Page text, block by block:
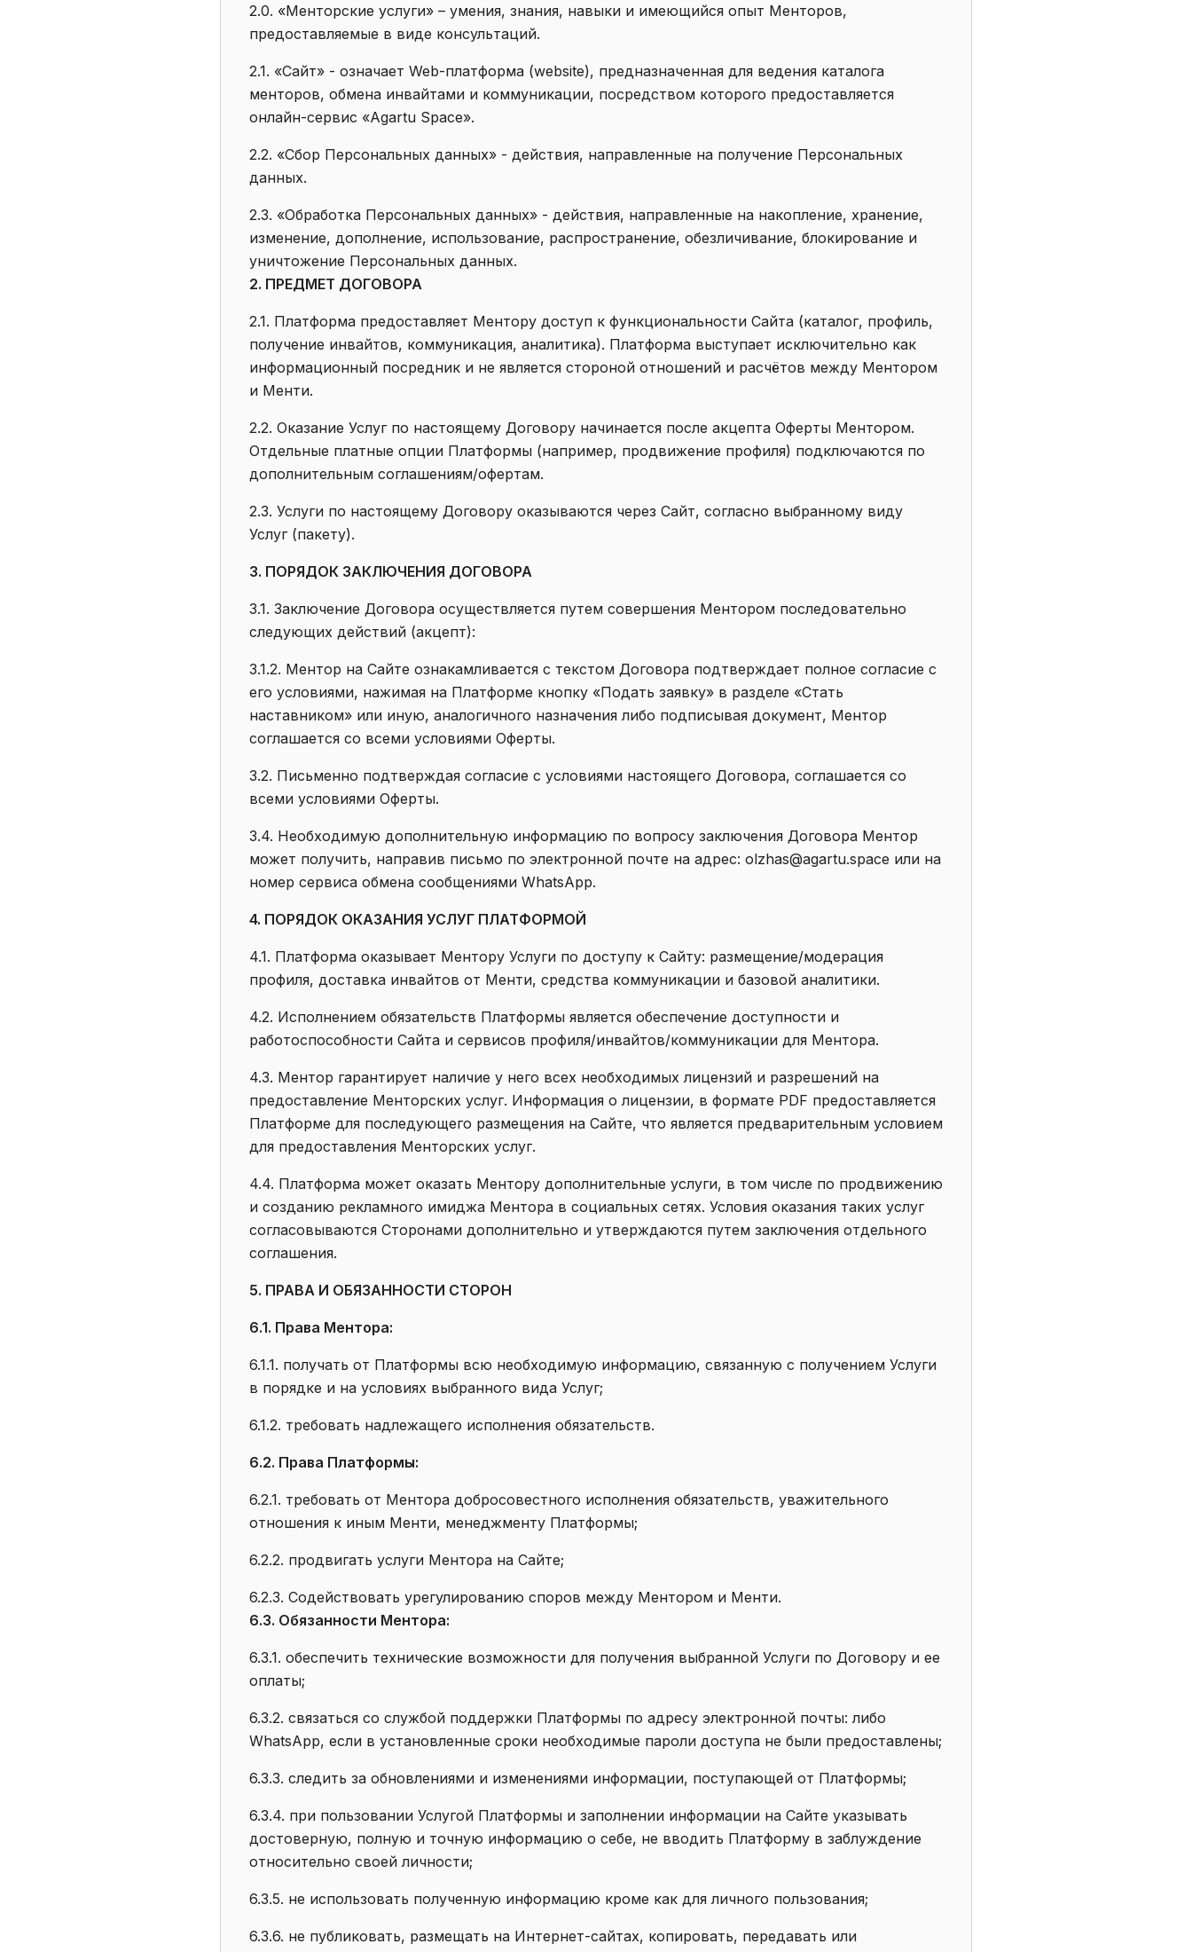
2.0. «Менторские услуги» – умения, знания, навыки и имеющийся опыт Менторов,
предоставляемые в виде консультаций.
2.1. «Сайт» - означает Web-платформа (website), предназначенная для ведения каталога
менторов, обмена инвайтами и коммуникации, посредством которого предоставляется
онлайн-сервис «Agartu Space».
2.2. «Сбор Персональных данных» - действия, направленные на получение Персональных
данных.
2.3. «Обработка Персональных данных» - действия, направленные на накопление, хранение,
изменение, дополнение, использование, распространение, обезличивание, блокирование и
уничтожение Персональных данных.
2. ПРЕДМЕТ ДОГОВОРА
2.1. Платформа предоставляет Ментору доступ к функциональности Сайта (каталог, профиль,
получение инвайтов, коммуникация, аналитика). Платформа выступает исключительно как
информационный посредник и не является стороной отношений и расчётов между Ментором
и Менти.
2.2. Оказание Услуг по настоящему Договору начинается после акцепта Оферты Ментором.
Отдельные платные опции Платформы (например, продвижение профиля) подключаются по
дополнительным соглашениям/офертам.
2.3. Услуги по настоящему Договору оказываются через Сайт, согласно выбранному виду
Услуг (пакету).
3. ПОРЯДОК ЗАКЛЮЧЕНИЯ ДОГОВОРА
3.1. Заключение Договора осуществляется путем совершения Ментором последовательно
следующих действий (акцепт):
3.1.2. Ментор на Сайте ознакамливается с текстом Договора подтверждает полное согласие с
его условиями, нажимая на Платформе кнопку «Подать заявку» в разделе «Стать
наставником» или иную, аналогичного назначения либо подписывая документ, Ментор
соглашается со всеми условиями Оферты.
3.2. Письменно подтверждая согласие с условиями настоящего Договора, соглашается со
всеми условиями Оферты.
3.4. Необходимую дополнительную информацию по вопросу заключения Договора Ментор
может получить, направив письмо по электронной почте на адрес: olzhas@agartu.space или на
номер сервиса обмена сообщениями WhatsApp.
4. ПОРЯДОК ОКАЗАНИЯ УСЛУГ ПЛАТФОРМОЙ
4.1. Платформа оказывает Ментору Услуги по доступу к Сайту: размещение/модерация
профиля, доставка инвайтов от Менти, средства коммуникации и базовой аналитики.
4.2. Исполнением обязательств Платформы является обеспечение доступности и
работоспособности Сайта и сервисов профиля/инвайтов/коммуникации для Ментора.
4.3. Ментор гарантирует наличие у него всех необходимых лицензий и разрешений на
предоставление Менторских услуг. Информация о лицензии, в формате PDF предоставляется
Платформе для последующего размещения на Cайте, что является предварительным условием
для предоставления Менторских услуг.
4.4. Платформа может оказать Ментору дополнительные услуги, в том числе по продвижению
и созданию рекламного имиджа Ментора в социальных сетях. Условия оказания таких услуг
согласовываются Сторонами дополнительно и утверждаются путем заключения отдельного
соглашения.
5. ПРАВА И ОБЯЗАННОСТИ СТОРОН
6.1. Права Ментора:
6.1.1. получать от Платформы всю необходимую информацию, связанную с получением Услуги
в порядке и на условиях выбранного вида Услуг;
6.1.2. требовать надлежащего исполнения обязательств.
6.2. Права Платформы:
6.2.1. требовать от Ментора добросовестного исполнения обязательств, уважительного
отношения к иным Менти, менеджменту Платформы;
6.2.2. продвигать услуги Ментора на Сайте;
6.2.3. Содействовать урегулированию споров между Ментором и Менти.
6.3. Обязанности Ментора:
6.3.1. обеспечить технические возможности для получения выбранной Услуги по Договору и ее
оплаты;
6.3.2. связаться со службой поддержки Платформы по адресу электронной почты: либо
WhatsApp, если в установленные сроки необходимые пароли доступа не были предоставлены;
6.3.3. следить за обновлениями и изменениями информации, поступающей от Платформы;
6.3.4. при пользовании Услугой Платформы и заполнении информации на Сайте указывать
достоверную, полную и точную информацию о себе, не вводить Платформу в заблуждение
относительно своей личности;
6.3.5. не использовать полученную информацию кроме как для личного пользования;
6.3.6. не публиковать, размещать на Интернет-сайтах, копировать, передавать или